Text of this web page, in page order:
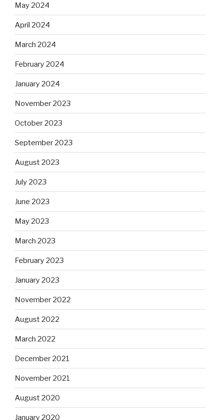
May 2024
April 2024
March 2024
February 2024
January 2024
November 2023
October 2023
September 2023
August 2023
July 2023
June 2023
May 2023
March 2023
February 2023
January 2023
November 2022
August 2022
March 2022
December 2021
November 2021
August 2020
January 2020